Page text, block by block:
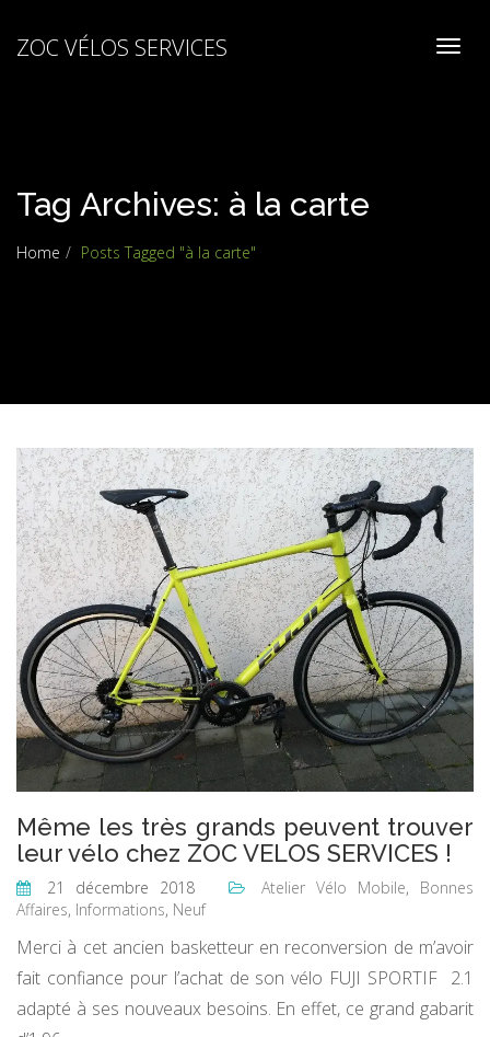
ZOC VÉLOS SERVICES
Tag Archives: à la carte
Home Posts Tagged "à la carte"
Même les très grands peuvent trouver
leur vélo chez ZOC VELOS SERVICES !
21 décembre 2018 Atelier Vélo Mobile, Bonnes
Affaires, Informations, Neuf
Merci à cet ancien basketteur en reconversion de m’avoir
fait confiance pour l’achat de son vélo FUJI SPORTIF 2.1
adapté à ses nouveaux besoins. En effet, ce grand gabarit